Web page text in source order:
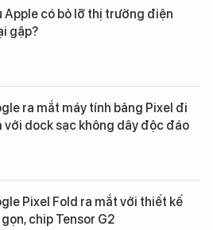
Apple có bỏ lỡ thị trường điện
gập?
ra mắt máy tính bảng Pixel đi
với dock sạc không dây độc đáo
Pixel Fold ra mắt với thiết kế
chip Tensor G2